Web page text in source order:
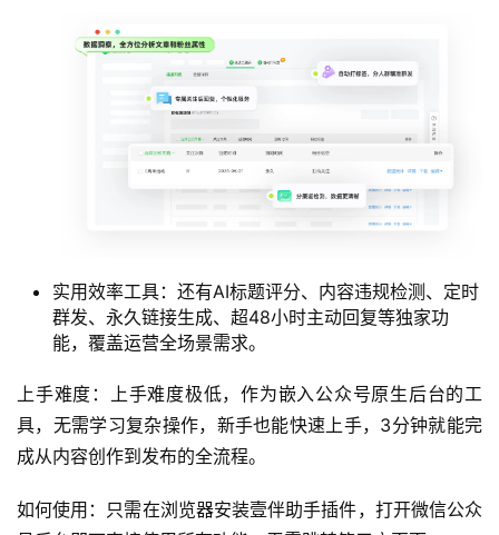
实用效率工具：还有AI标题评分、内容违规检测、定时
群发、永久链接生成、超48小时主动回复等独家功
能，覆盖运营全场景需求。
上手难度：上手难度极低，作为嵌入公众号原生后台的工
具，无需学习复杂操作，新手也能快速上手，3分钟就能完
成从内容创作到发布的全流程。
如何使用：只需在浏览器安装壹伴助手插件，打开微信公众